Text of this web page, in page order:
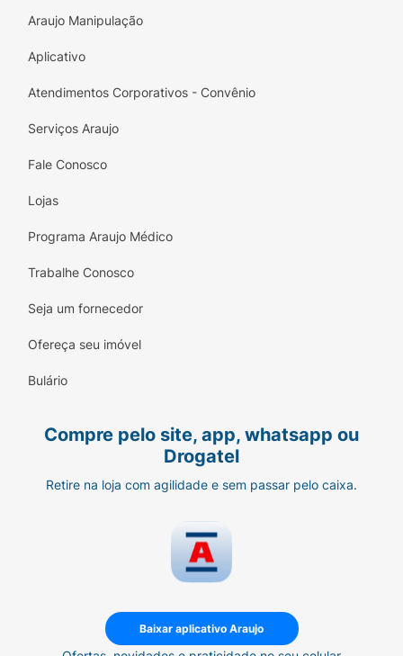
Araujo Manipulação
Aplicativo
Atendimentos Corporativos - Convênio
Serviços Araujo
Fale Conosco
Lojas
Programa Araujo Médico
Trabalhe Conosco
Seja um fornecedor
Ofereça seu imóvel
Bulário
Compre pelo site, app, whatsapp ou
Drogatel
Retire na loja com agilidade e sem passar pelo caixa.
Baixar aplicativo Araujo